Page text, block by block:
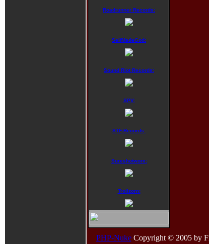
Roadrunner Records:
SelfMadeGod:
Sound Riot Records:
SPV:
STF-Records:
Sureshotworx:
Trollzorn:
PHP-NukeCopyright © 2005 by